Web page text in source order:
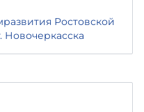
Ростовской
Новочеркасска